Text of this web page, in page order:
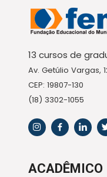
13 cursos de
Av. Getúlio Vargas,
CEP: 19807-130
(18) 3302-1055
ACADÊMICO